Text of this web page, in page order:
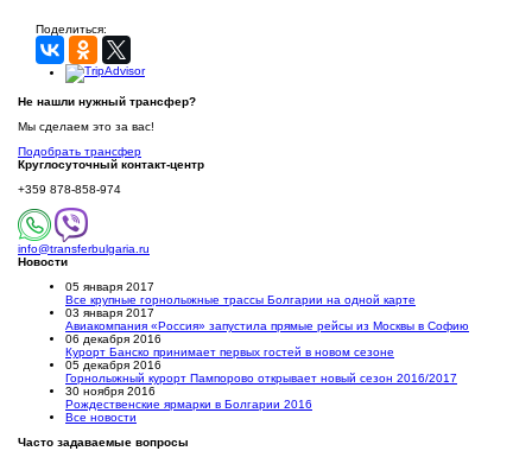
Поделиться:
Не нашли нужный трансфер?
Мы сделаем это за вас!
Подобрать трансфер
Круглосуточный контакт-центр
+359 878-858-974
info@transferbulgaria.ru
Новости
05 января 2017
Все крупные горнолыжные трассы Болгарии на одной карте
03 января 2017
Авиакомпания «Россия» запустила прямые рейсы из Москвы в Софию
06 декабря 2016
Курорт Банско принимает первых гостей в новом сезоне
05 декабря 2016
Горнолыжный курорт Пампорово открывает новый сезон 2016/2017
30 ноября 2016
Рождественские ярмарки в Болгарии 2016
Все новости
Часто задаваемые вопросы